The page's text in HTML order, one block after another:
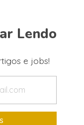
Lendo
e jobs!